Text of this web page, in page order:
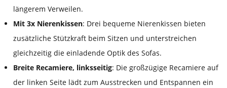
längerem Verweilen.
Mit 3x Nierenkissen: Drei bequeme Nierenkissen bieten
zusätzliche Stützkraft beim Sitzen und unterstreichen
gleichzeitig die einladende Optik des Sofas.
Breite Recamiere, linksseitig: Die großzügige Recamiere auf
der linken Seite lädt zum Ausstrecken und Entspannen ein